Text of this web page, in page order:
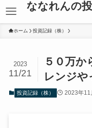
ななれんの
ホーム 投資記録（株）
５０万か
レンジや
2023
11/21
投資記録（株） 2023年11